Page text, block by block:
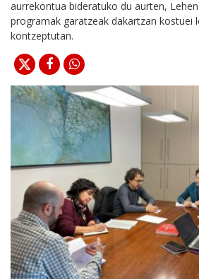
aurrekontua bideratuko du aurten,
programak garatzeak dakartzan kostuei
kontzeptutan.